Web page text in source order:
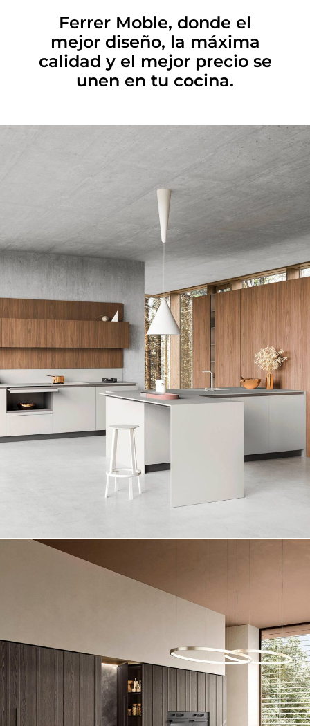
Ferrer Moble, donde el
mejor diseño, la máxima
calidad y el mejor precio se
unen en tu cocina.